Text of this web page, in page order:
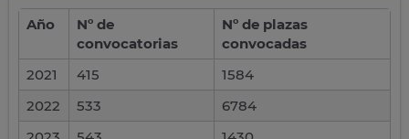
Año
Nº de
convocatorias
Nº de plazas
convocadas
2021
415
1584
2022
533
6784